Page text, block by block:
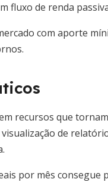
fluxo de renda
com aporte
recursos que
de
por mês